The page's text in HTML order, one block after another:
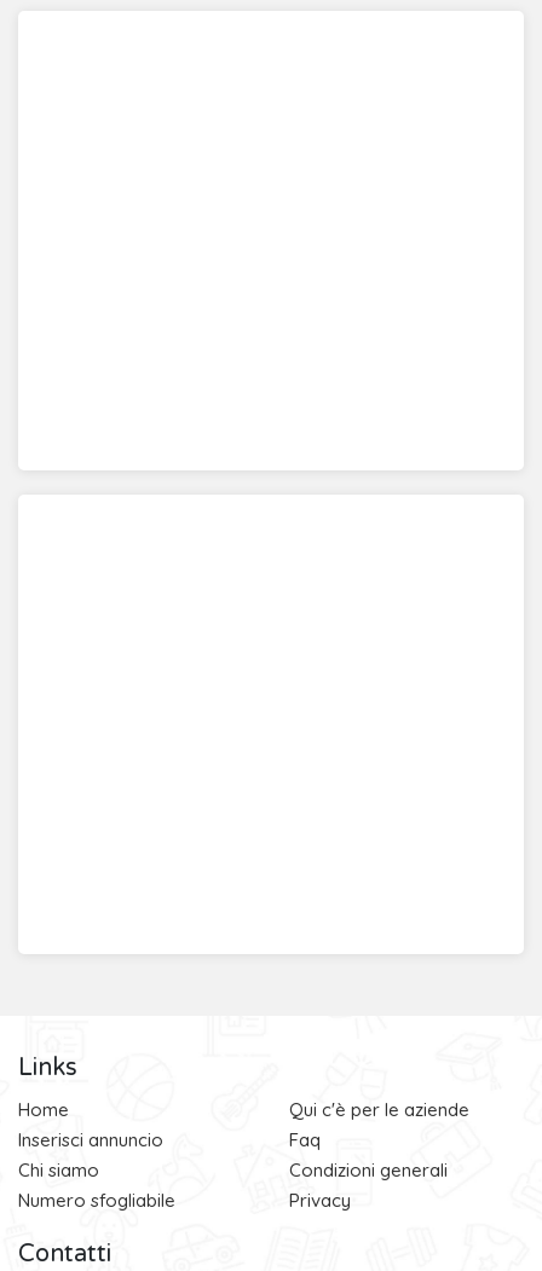
Links
Home
Inserisci annuncio
Chi siamo
Numero sfogliabile
Qui c'è per le aziende
Faq
Condizioni generali
Privacy
Contatti